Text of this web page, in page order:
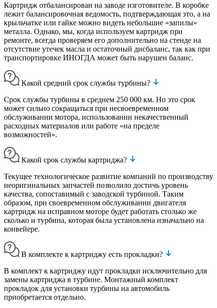
Картридж отбалансирован на заводе изготовителе. В коробке
лежит балансировочная ведомость, подтверждающая это, а на
крыльчатке или гайке можно видеть небольшие «запилы»
металла. Однако, мы, когда используем картридж при
ремонте, всегда проверяем его дополнительно на стенде на
отсутствие утечек масла и остаточный дисбаланс, так как при
транспортировке ИНОГДА может быть нарушен баланс.
Какой средний срок службы турбины?
Срок службы турбины в среднем 250 000 км. Но это срок
может сильно сокращаться при несвоевременном
обслуживании мотора, использовании некачественный
расходных материалов или работе «на пределе
возможностей».
Какой срок службы картриджа?
Текущее технологическое развитие компаний по производству
неоригинальных запчастей позволило достичь уровень
качества, сопоставимый с заводской турбиной. Таким
образом, при своевременном обслуживании двигателя
картридж на исправном моторе будет работать столько же
сколько и турбина, которая была установлена изначально на
конвейере.
В комплекте к картриджу есть прокладки?
В комплект к картриджу идут прокладки исключительно для
замены картриджа в турбине. Монтажный комплект
прокладок для установки турбины на автомобиль
приобретается отдельно.